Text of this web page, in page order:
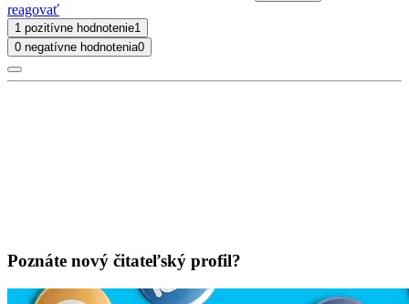
reagovať
1 pozitívne hodnotenie1
0 negatívne hodnotenia0
Poznáte nový čitateľský profil?